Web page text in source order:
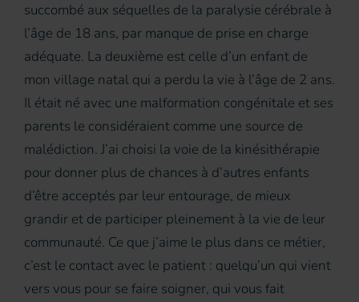
succombé aux séquelles de la paralysie cérébrale à
l’âge de 18 ans, par manque de prise en charge
adéquate. La deuxième est celle d’un enfant de
mon village natal qui a perdu la vie à l’âge de 2 ans.
Il était né avec une malformation congénitale et ses
parents le considéraient comme une source de
malédiction. J’ai choisi la voie de la kinésithérapie
pour donner plus de chances à d’autres enfants
d’être acceptés par leur entourage, de mieux
grandir et de participer pleinement à la vie de leur
communauté. Ce que j’aime le plus dans ce métier,
c’est le contact avec le patient : quelqu’un qui vient
vers vous pour se faire soigner, qui vous fait